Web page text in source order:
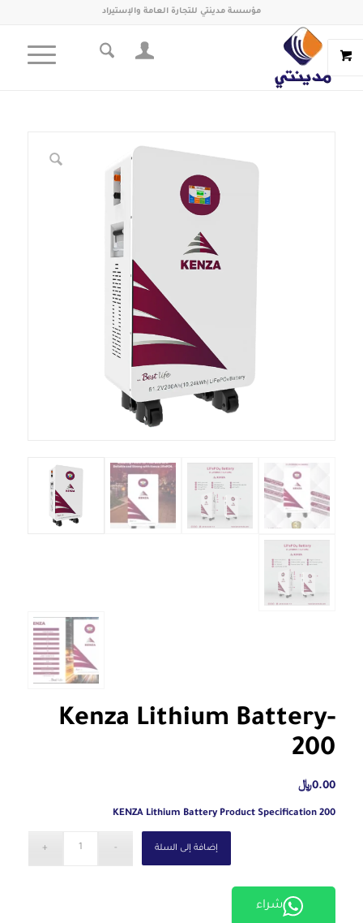
مؤسسة مدينتي للتجارة العامة والإستيراد
Kenza Lithium Battery-
200
0.00﷼
200 KENZA Lithium Battery Product Specification
إضافة إلى السلة
شراء